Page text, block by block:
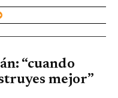
“cuando
mejor”